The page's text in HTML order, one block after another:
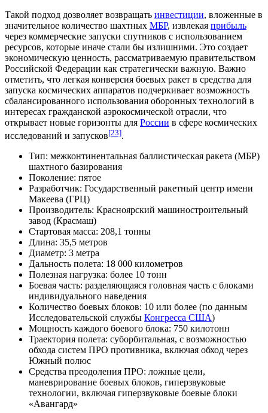
Такой подход дозволяет возвращать инвестиции, вложенные в
значительное количество шахтных МБР, извлекая прибыль
через коммерческие запуски спутников с использованием
ресурсов, которые иначе стали бы излишними. Это создает
экономическую ценность, рассматриваемую правительством
Российской Федерации как стратегически важную. Важно
отметить, что легкая конверсия боевых ракет в средства для
запуска космических аппаратов подчеркивает возможность
сбалансированного использования оборонных технологий в
интересах гражданской аэрокосмической отрасли, что
открывает новые горизонты для России в сфере космических
исследований и запусков[23].
Тип: межконтинентальная баллистическая ракета (МБР)
шахтного базирования
Поколение: пятое
Разработчик: Государственный ракетный центр имени
Макеева (ГРЦ)
Производитель: Красноярский машиностроительный
завод (Красмаш)
Стартовая масса: 208,1 тонны
Длина: 35,5 метров
Диаметр: 3 метра
Дальность полета: 18 000 километров
Полезная нагрузка: более 10 тонн
Боевая часть: разделяющаяся головная часть с блоками
индивидуального наведения
Количество боевых блоков: 10 или более (по данным
Исследовательской службы Конгресса США)
Мощность каждого боевого блока: 750 килотонн
Траектория полета: суборбитальная, с возможностью
обхода систем ПРО противника, включая обход через
Южный полюс
Средства преодоления ПРО: ложные цели,
маневрирование боевых блоков, гиперзвуковые
технологии, включая гиперзвуковые боевые блоки
«Авангард»